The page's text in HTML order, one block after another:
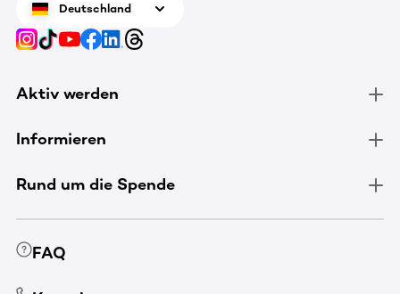
Deutschland
Aktiv werden
Informieren
Rund um die Spende
FAQ